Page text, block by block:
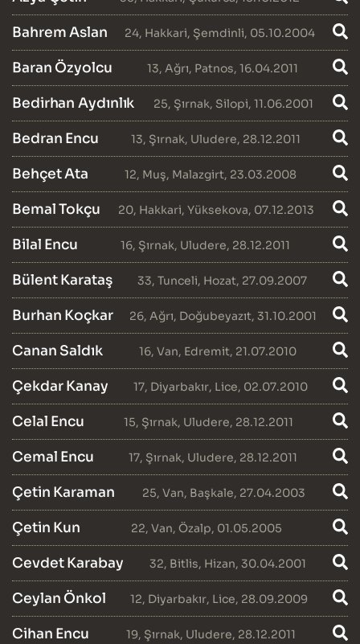
Bahrem Aslan 24, Hakkari, Şemdinli, 05.10.2004
Baran Özyolcu 13, Ağrı, Patnos, 16.04.2011
Bedirhan Aydınlık 25, Şırnak, Silopi, 11.06.2001
Bedran Encu 13, Şırnak, Uludere, 28.12.2011
Behçet Ata 12, Muş, Malazgirt, 23.03.2008
Bemal Tokçu 20, Hakkari,Yüksekova, 07.12.2013
Bilal Encu 16, Şırnak, Uludere, 28.12.2011
Bülent Karataş 33,Tunceli, Hozat, 27.09.2007
Burhan Koçkar 26, Ağrı, Doğubeyazıt, 31.10.2001
Canan Saldık 16, Van, Edremit, 21.07.2010
Çekdar Kanay 17, Diyarbakır, Lice, 02.07.2010
Celal Encu 15, Şırnak, Uludere, 28.12.2011
Cemal Encu 17, Şırnak, Uludere, 28.12.2011
Çetin Karaman 25, Van, Başkale, 27.04.2003
Çetin Kun 22, Van, Özalp, 01.05.2005
Cevdet Karabay 32, Bitlis, Hizan, 30.04.2001
Ceylan Önkol 12, Diyarbakır, Lice, 28.09.2009
Cihan Encu 19, Şırnak, Uludere, 28.12.2011